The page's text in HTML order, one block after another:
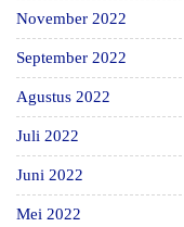
November 2022
September 2022
Agustus 2022
Juli 2022
Juni 2022
Mei 2022